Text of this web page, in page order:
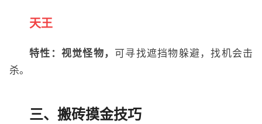
天王
特性：视觉怪物， 可寻找遮挡物躲避，找机会击
杀。
三、搬砖摸金技巧